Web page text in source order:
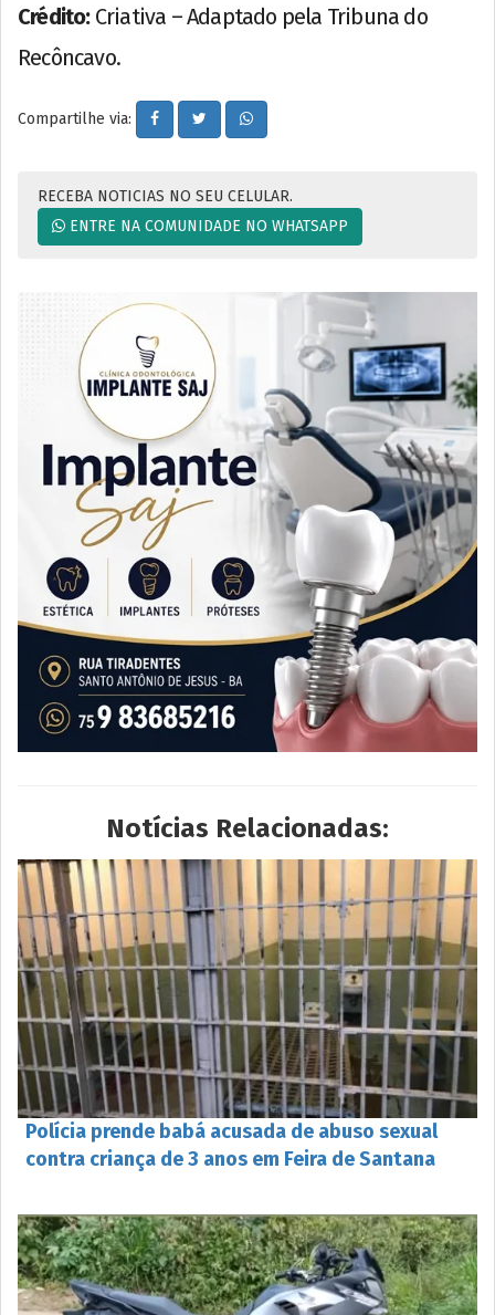
Crédito:Criativa – Adaptado pela Tribuna do
Recôncavo.
Compartilhe via:
RECEBA NOTICIAS NO SEU CELULAR.
ENTRE NA COMUNIDADE NO WHATSAPP
Notícias Relacionadas:
Polícia prende babá acusada de abuso sexual
contra criança de 3 anos em Feira de Santana